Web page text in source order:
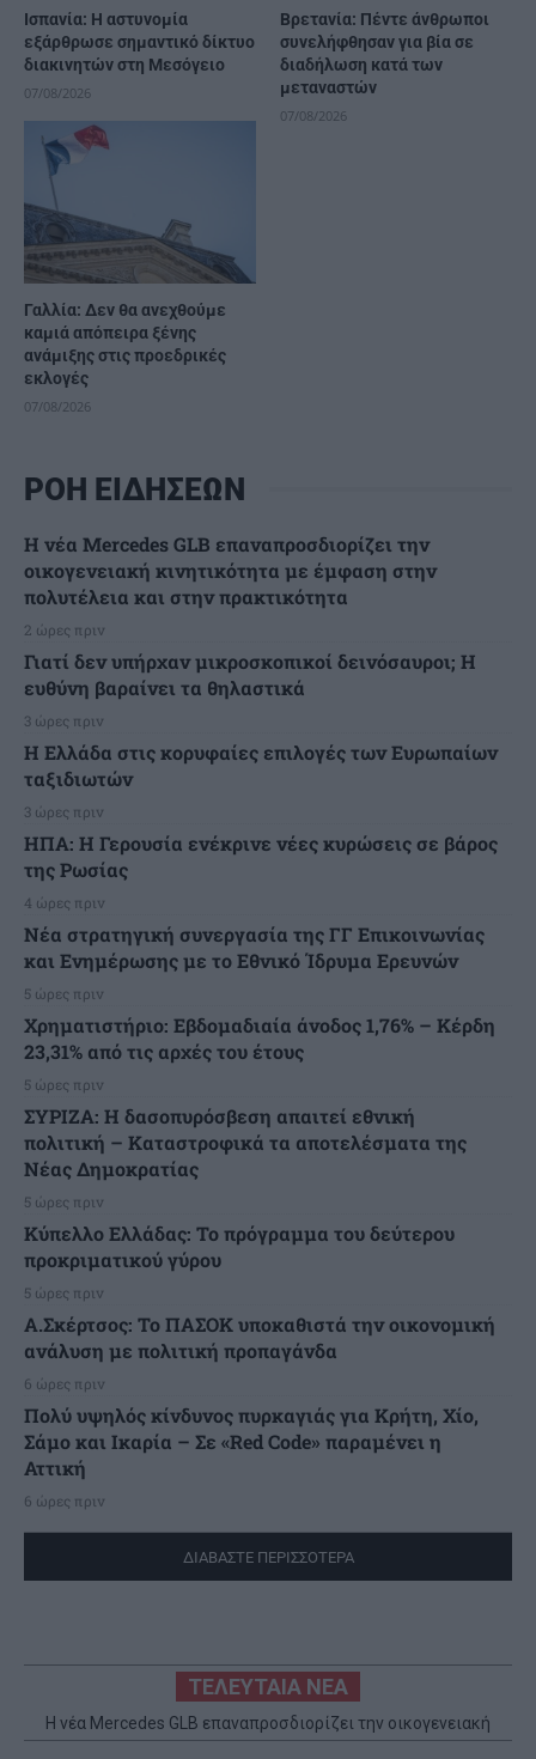
Ισπανία: Η αστυνομία
εξάρθρωσε σημαντικό δίκτυο
διακινητών στη Μεσόγειο
07/08/2026
Βρετανία: Πέντε άνθρωποι
συνελήφθησαν για βία σε
διαδήλωση κατά των
μεταναστών
07/08/2026
Γαλλία: Δεν θα ανεχθούμε
καμιά απόπειρα ξένης
ανάμιξης στις προεδρικές
εκλογές
07/08/2026
ΡΟΗ ΕΙΔΗΣΕΩΝ
Η νέα Mercedes GLB επαναπροσδιορίζει την
οικογενειακή κινητικότητα με έμφαση στην
πολυτέλεια και στην πρακτικότητα
2 ώρες πριν
Γιατί δεν υπήρχαν μικροσκοπικοί δεινόσαυροι; Η
ευθύνη βαραίνει τα θηλαστικά
3 ώρες πριν
Η Ελλάδα στις κορυφαίες επιλογές των Ευρωπαίων
ταξιδιωτών
3 ώρες πριν
ΗΠΑ: Η Γερουσία ενέκρινε νέες κυρώσεις σε βάρος
της Ρωσίας
4 ώρες πριν
Νέα στρατηγική συνεργασία της ΓΓ Επικοινωνίας
και Ενημέρωσης με το Εθνικό Ίδρυμα Ερευνών
5 ώρες πριν
Χρηματιστήριο: Εβδομαδιαία άνοδος 1,76% – Κέρδη
23,31% από τις αρχές του έτους
5 ώρες πριν
ΣΥΡΙΖΑ: Η δασοπυρόσβεση απαιτεί εθνική
πολιτική – Καταστροφικά τα αποτελέσματα της
Νέας Δημοκρατίας
5 ώρες πριν
Κύπελλο Ελλάδας: Το πρόγραμμα του δεύτερου
προκριματικού γύρου
5 ώρες πριν
Α.Σκέρτσος: Το ΠΑΣΟΚ υποκαθιστά την οικονομική
ανάλυση με πολιτική προπαγάνδα
6 ώρες πριν
Πολύ υψηλός κίνδυνος πυρκαγιάς για Κρήτη, Χίο,
Σάμο και Ικαρία – Σε «Red Code» παραμένει η
Αττική
6 ώρες πριν
ΔΙΑΒΑΣΤΕ ΠΕΡΙΣΣΟΤΕΡΑ